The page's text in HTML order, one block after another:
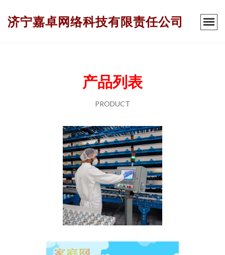
济宁嘉卓网络科技有限责任公司
产品列表
PRODUCT